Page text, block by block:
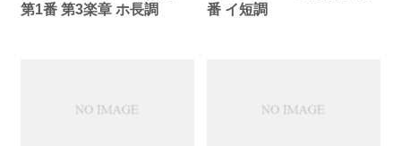
第1番 第3楽章 ホ長調
番 イ短調